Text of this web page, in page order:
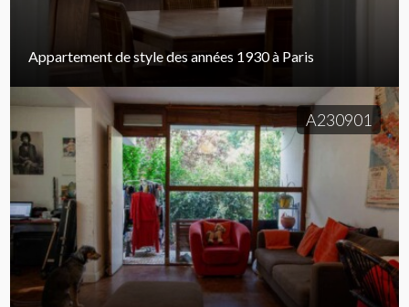
Appartement de style des années 1930 à Paris
A230901